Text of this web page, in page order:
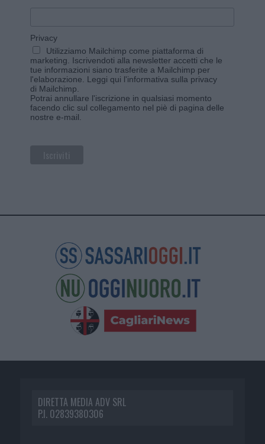
Privacy
Utilizziamo Mailchimp come piattaforma di
marketing. Iscrivendoti alla newsletter accetti che le
tue informazioni siano trasferite a Mailchimp per
l'elaborazione. Leggi qui l'informativa sulla privacy
di Mailchimp
Potrai annullare l'iscrizione in qualsiasi momento
facendo clic sul collegamento nel piè di pagina delle
nostre e-mail.
DIRETTA MEDIA ADV SRL
P.I. 02839380306